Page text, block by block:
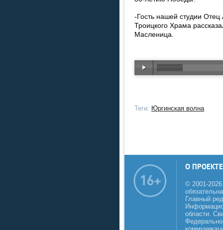
-Гость нашей студии Отец
Троицкого Храма
Масленица.
Теги: Юргинская волна
О ПРОЕКТЕ
© 2001-
Главный
области.